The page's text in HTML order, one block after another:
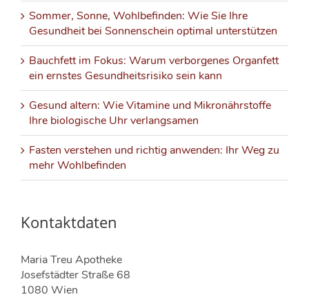
Sommer, Sonne, Wohlbefinden: Wie Sie Ihre
Gesundheit bei Sonnenschein optimal unterstützen
Bauchfett im Fokus: Warum verborgenes Organfett
ein ernstes Gesundheitsrisiko sein kann
Gesund altern: Wie Vitamine und Mikronährstoffe
Ihre biologische Uhr verlangsamen
Fasten verstehen und richtig anwenden: Ihr Weg zu
mehr Wohlbefinden
Kontaktdaten
Maria Treu Apotheke
Josefstädter Straße 68
1080 Wien